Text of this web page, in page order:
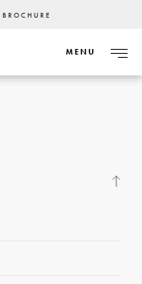
MENU